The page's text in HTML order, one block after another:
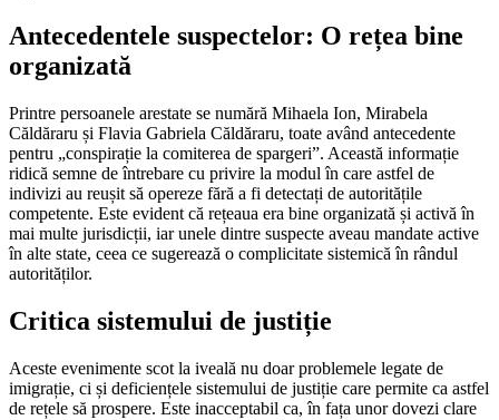
Antecedentele suspectelor: O rețea bine
organizată
Printre persoanele arestate se numără Mihaela Ion, Mirabela
Căldăraru și Flavia Gabriela Căldăraru, toate având antecedente
pentru „conspirație la comiterea de spargeri”. Această informație
ridică semne de întrebare cu privire la modul în care astfel de
indivizi au reușit să opereze fără a fi detectați de autoritățile
competente. Este evident că rețeaua era bine organizată și activă în
mai multe jurisdicții, iar unele dintre suspecte aveau mandate active
în alte state, ceea ce sugerează o complicitate sistemică în rândul
autorităților.
Critica sistemului de justiție
Aceste evenimente scot la iveală nu doar problemele legate de
imigrație, ci și deficiențele sistemului de justiție care permite ca astfel
de rețele să prospere. Este inacceptabil ca, în fața unor dovezi clare